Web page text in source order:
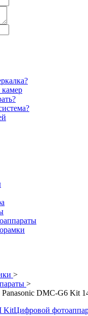
>
>
DMC-G6 Kit
KitЦифровой